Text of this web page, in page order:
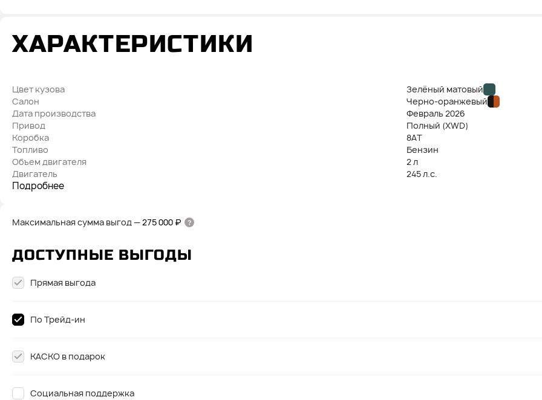
ХАРАКТЕРИСТИКИ
Цвет кузова
Зелёный матовый
Салон
Черно-оранжевый
Дата производства
Февраль 2026
Привод
Полный (XWD)
Коробка
8AT
Топливо
Бензин
Объем двигателя
2 л
Двигатель
245 л.с.
Подробнее
Максимальная сумма выгод—275 000 ₽
ДОСТУПНЫЕ ВЫГОДЫ
Прямая выгода
По Трейд-ин
КАСКО в подарок
Социальная поддержка